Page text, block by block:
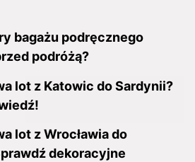
bagażu podręcznego
podróżą?
lot z Katowic do Sardynii?
lot z Wrocławia do
dekoracyjne